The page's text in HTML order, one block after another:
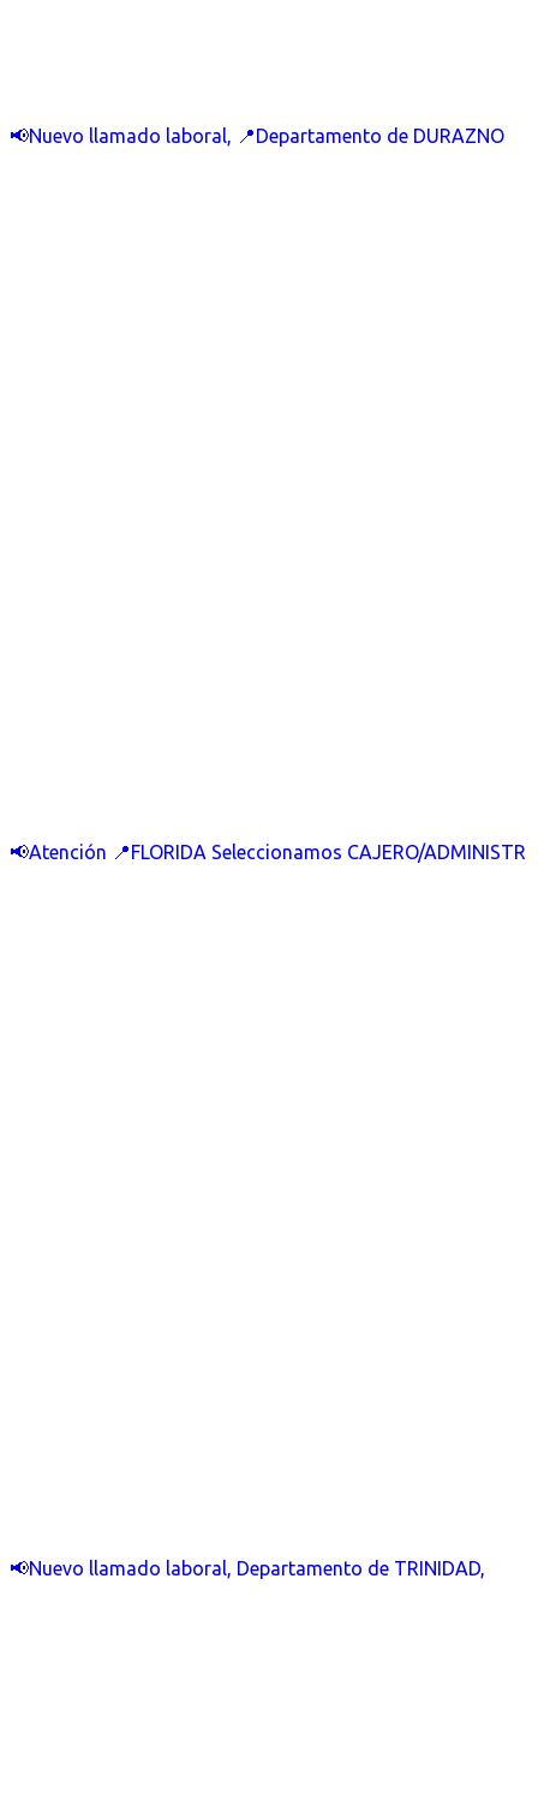
📢Nuevo llamado laboral, 📍Departamento de DURAZNO
📢Atención 📍FLORIDA Seleccionamos CAJERO/ADMINISTR
📢Nuevo llamado laboral, Departamento de TRINIDAD,